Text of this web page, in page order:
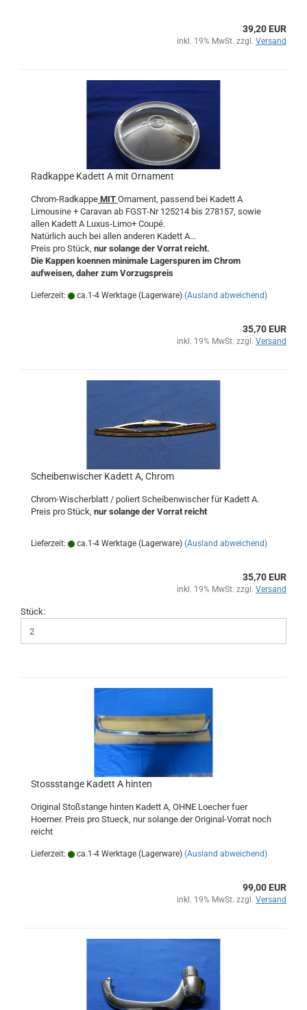
39,20 EUR
inkl. 19% MwSt. zzgl. Versand
Radkappe Kadett A mit Ornament
Chrom-Radkappe MIT Ornament, passend bei Kadett A
Limousine + Caravan ab FGST-Nr 125214 bis 278157, sowie
allen Kadett A Luxus-Limo+ Coupé.
Natürlich auch bei allen anderen Kadett A...
Preis pro Stück, nur solange der Vorrat reicht.
Die Kappen koennen minimale Lagerspuren im Chrom
aufweisen, daher zum Vorzugspreis
Lieferzeit: ca.1-4 Werktage (Lagerware) (Ausland abweichend)
35,70 EUR
inkl. 19% MwSt. zzgl. Versand
Scheibenwischer Kadett A, Chrom
Chrom-Wischerblatt / poliert Scheibenwischer für Kadett A.
Preis pro Stück, nur solange der Vorrat reicht
Lieferzeit: ca.1-4 Werktage (Lagerware) (Ausland abweichend)
35,70 EUR
inkl. 19% MwSt. zzgl. Versand
Stück:
Stossstange Kadett A hinten
Original Stoßstange hinten Kadett A, OHNE Loecher fuer
Hoerner. Preis pro Stueck, nur solange der Original-Vorrat noch
reicht
Lieferzeit: ca.1-4 Werktage (Lagerware) (Ausland abweichend)
99,00 EUR
inkl. 19% MwSt. zzgl. Versand